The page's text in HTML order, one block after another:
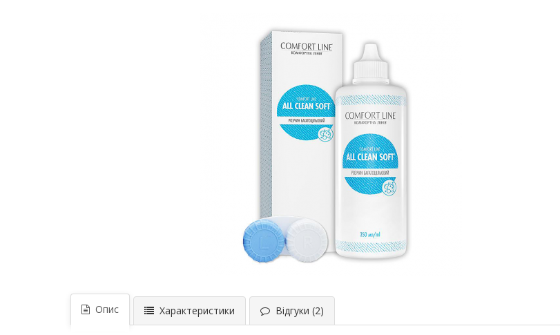
Опис Характеристики Відгуки (2)